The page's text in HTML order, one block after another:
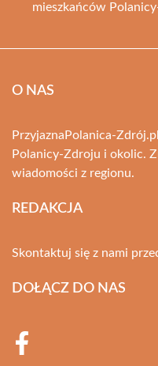
mieszkańców
O NAS
PrzyjaznaPolanica-
Polanicy-Zdroju i okolic.
wiadomości z regionu.
REDAKCJA
Skontaktuj się z nami
DOŁĄCZ DO NAS